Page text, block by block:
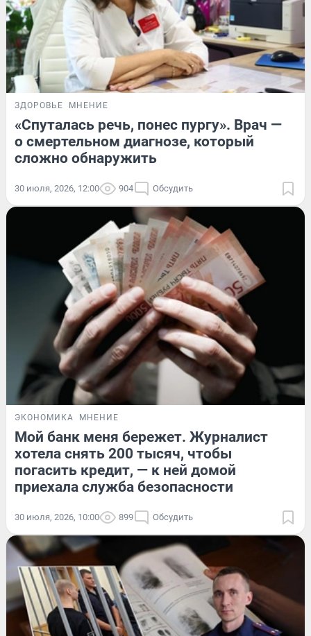
ЗДОРОВЬЕ МНЕНИЕ
«Спуталась речь, понес пургу». Врач —
о смертельном диагнозе, который
сложно обнаружить
30 июля, 2026, 12:00 904 Обсудить
ЭКОНОМИКА МНЕНИЕ
Мой банк меня бережет. Журналист
хотела снять 200 тысяч, чтобы
погасить кредит, — к ней домой
приехала служба безопасности
30 июля, 2026, 10:00 899 Обсудить